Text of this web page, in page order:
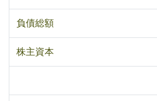
負債総額
株主資本